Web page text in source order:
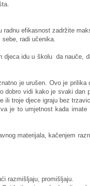
efikasnost zadržite
radi učenika.
djeca idu u školu da nauče,
je urušen. Ovo je prilika
vidi kako je svaki dan
ili troje djece igraju bez
je to umjetnost kada imate
materijala, kačenjem
razmišljaju, promišljaju.